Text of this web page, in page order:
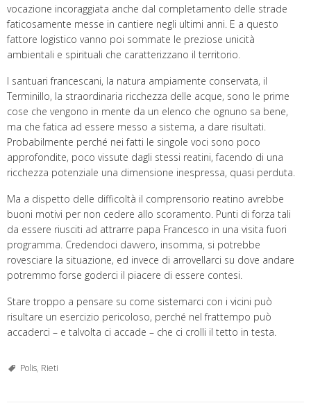
vocazione incoraggiata anche dal completamento delle strade
faticosamente messe in cantiere negli ultimi anni. E a questo
fattore logistico vanno poi sommate le preziose unicità
ambientali e spirituali che caratterizzano il territorio.
I santuari francescani, la natura ampiamente conservata, il
Terminillo, la straordinaria ricchezza delle acque, sono le prime
cose che vengono in mente da un elenco che ognuno sa bene,
ma che fatica ad essere messo a sistema, a dare risultati.
Probabilmente perché nei fatti le singole voci sono poco
approfondite, poco vissute dagli stessi reatini, facendo di una
ricchezza potenziale una dimensione inespressa, quasi perduta.
Ma a dispetto delle difficoltà il comprensorio reatino avrebbe
buoni motivi per non cedere allo scoramento. Punti di forza tali
da essere riusciti ad attrarre papa Francesco in una visita fuori
programma. Credendoci davvero, insomma, si potrebbe
rovesciare la situazione, ed invece di arrovellarci su dove andare
potremmo forse goderci il piacere di essere contesi.
Stare troppo a pensare su come sistemarci con i vicini può
risultare un esercizio pericoloso, perché nel frattempo può
accaderci – e talvolta ci accade – che ci crolli il tetto in testa.
Polis, Rieti